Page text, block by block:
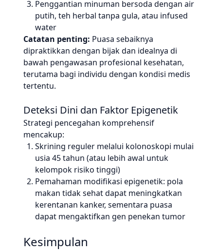
Penggantian minuman bersoda dengan air
putih, teh herbal tanpa gula, atau infused
water
Catatan penting: Puasa sebaiknya
dipraktikkan dengan bijak dan idealnya di
bawah pengawasan profesional kesehatan,
terutama bagi individu dengan kondisi medis
tertentu.
Deteksi Dini dan Faktor Epigenetik
Strategi pencegahan komprehensif
mencakup:
Skrining reguler melalui kolonoskopi mulai
usia 45 tahun (atau lebih awal untuk
kelompok risiko tinggi)
Pemahaman modifikasi epigenetik: pola
makan tidak sehat dapat meningkatkan
kerentanan kanker, sementara puasa
dapat mengaktifkan gen penekan tumor
Kesimpulan